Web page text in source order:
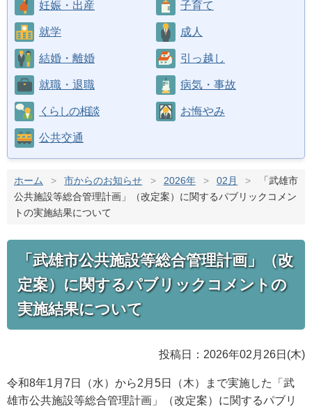
妊娠・出産 子育て
就学 成人
結婚・離婚 引っ越し
就職・退職 病気・事故
くらしの相談 お悔やみ
公共交通
ホーム > 市からのお知らせ > 2026年 > 02月 >
「武雄市
公共施設等総合管理計画」（改定案）に関するパブリックコメン
トの実施結果について
「武雄市公共施設等総合管理計画」（改
定案）に関するパブリックコメントの
実施結果について
投稿日：2026年02月26日(木)
令和8年1月7日（水）から2月5日（木）まで実施した「武
雄市公共施設等総合管理計画」（改定案）に関するパブリ